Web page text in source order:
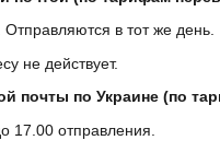
в тот же день.
не действует.
почты по Украине (по
17.00 отправления.